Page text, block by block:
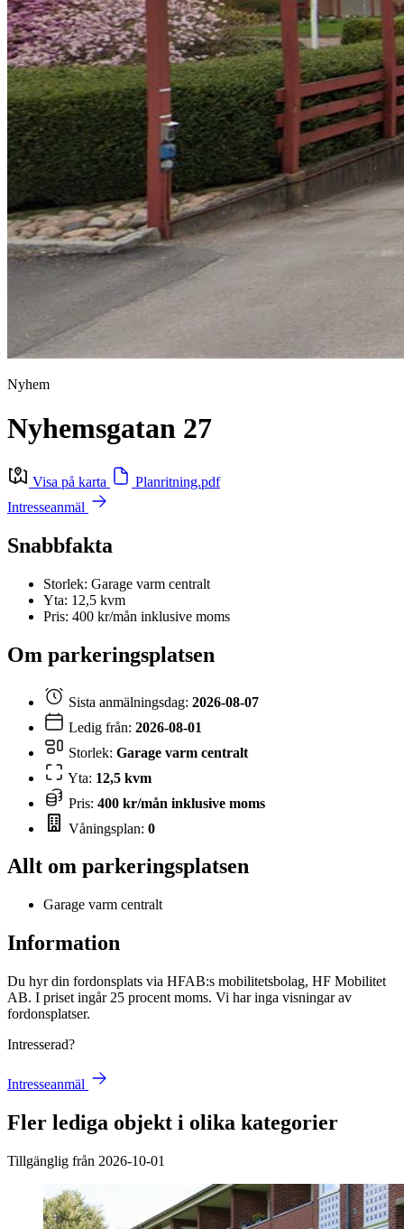
Nyhem
Nyhemsgatan 27
Visa på karta
Planritning.pdf
Intresseanmäl
Snabbfakta
Storlek: Garage varm centralt
Yta: 12,5 kvm
Pris: 400 kr/mån inklusive moms
Om parkeringsplatsen
Sista anmälningsdag: 2026-08-07
Ledig från: 2026-08-01
Storlek: Garage varm centralt
Yta: 12,5 kvm
Pris: 400 kr/mån inklusive moms
Våningsplan: 0
Allt om parkeringsplatsen
Garage varm centralt
Information
Du hyr din fordonsplats via HFAB:s mobilitetsbolag, HF Mobilitet
AB. I priset ingår 25 procent moms. Vi har inga visningar av
fordonsplatser.
Intresserad?
Intresseanmäl
Fler lediga objekt i olika kategorier
Tillgänglig från 2026-10-01